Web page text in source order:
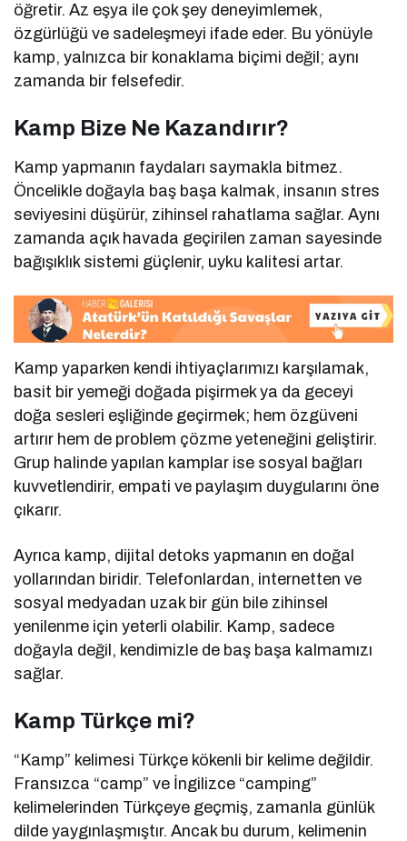
öğretir. Az eşya ile çok şey deneyimlemek,
özgürlüğü ve sadeleşmeyi ifade eder. Bu yönüyle
kamp, yalnızca bir konaklama biçimi değil; aynı
zamanda bir felsefedir.
Kamp Bize Ne Kazandırır?
Kamp yapmanın faydaları saymakla bitmez.
Öncelikle doğayla baş başa kalmak, insanın stres
seviyesini düşürür, zihinsel rahatlama sağlar. Aynı
zamanda açık havada geçirilen zaman sayesinde
bağışıklık sistemi güçlenir, uyku kalitesi artar.
Kamp yaparken kendi ihtiyaçlarımızı karşılamak,
basit bir yemeği doğada pişirmek ya da geceyi
doğa sesleri eşliğinde geçirmek; hem özgüveni
artırır hem de problem çözme yeteneğini geliştirir.
Grup halinde yapılan kamplar ise sosyal bağları
kuvvetlendirir, empati ve paylaşım duygularını öne
çıkarır.
Ayrıca kamp, dijital detoks yapmanın en doğal
yollarından biridir. Telefonlardan, internetten ve
sosyal medyadan uzak bir gün bile zihinsel
yenilenme için yeterli olabilir. Kamp, sadece
doğayla değil, kendimizle de baş başa kalmamızı
sağlar.
Kamp Türkçe mi?
“Kamp” kelimesi Türkçe kökenli bir kelime değildir.
Fransızca “camp” ve İngilizce “camping”
kelimelerinden Türkçeye geçmiş, zamanla günlük
dilde yaygınlaşmıştır. Ancak bu durum, kelimenin